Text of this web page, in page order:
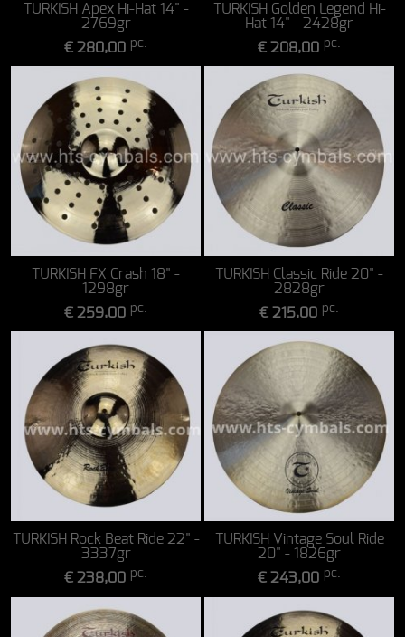
TURKISH Apex Hi-Hat 14" -
2769gr
€ 280,00 pc.
TURKISH Golden Legend Hi-
Hat 14" - 2428gr
€ 208,00 pc.
TURKISH FX Crash 18" -
1298gr
€ 259,00 pc.
TURKISH Classic Ride 20" -
2828gr
€ 215,00 pc.
TURKISH Rock Beat Ride 22" -
3337gr
€ 238,00 pc.
TURKISH Vintage Soul Ride
20" - 1826gr
€ 243,00 pc.